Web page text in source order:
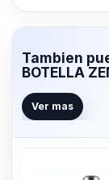
Tambien
BOTELLA
Ver mas